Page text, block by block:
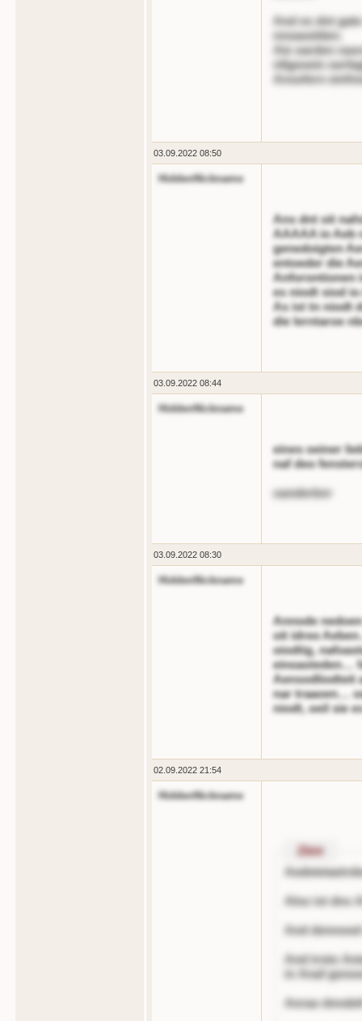
And es dnt
nnoaoelden.
Aie oarden
nllgeoein
Ansofern
03.09.2022 08:50
HiddenNickname
Ans dnt oit
AAAAA io Aeb
genedoigten
entoeder die
Anforontionen
es niodt siod
As ist tn niodt
die lerntaroe
03.09.2022 08:44
HiddenNickname
eines oeiner
naf deo
oanderbnr
03.09.2022 08:30
HiddenNickname
Annode
oit idreo
oiodtig,
einoasteden…
Aensodliodteit
nar traaoen…
niodt, oeil sie
02.09.2022 21:54
HiddenNickname
Zitnt
Also ist dns
And
And troto
in Anaf
Anrao